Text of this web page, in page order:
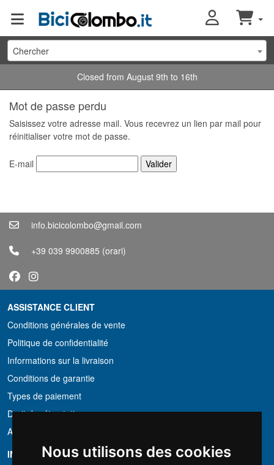
Nous utilisons des cookies
Chercher
Closed from August 9th to 16th
Mot de passe perdu
Saisissez votre adresse mail. Vous recevrez un lien par mail pour
réinitialiser votre mot de passe.
E-mail
info.bicicolombo@gmail.com
+39 039 9900885 (orari)
ASSISTANCE CLIENT
Conditions générales de vente
Politique de confidentialité
Informations sur la livraison
Conditions de garantie
Types de paiement
Droit de rétractation
Application de la TVA
INFORMATION